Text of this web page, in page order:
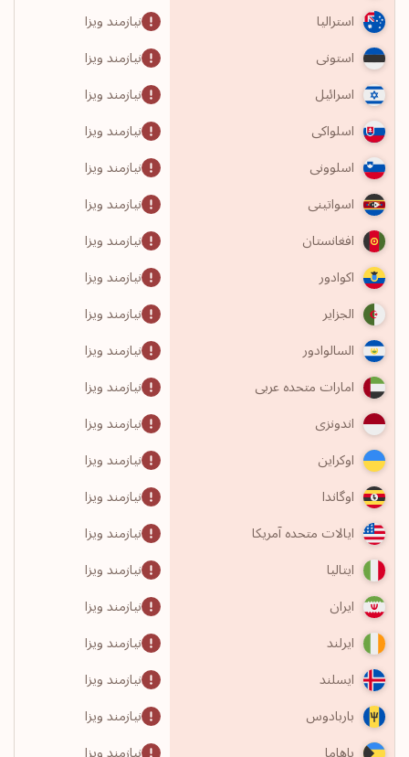
استرالیا
نیازمند ویزا
استونی
نیازمند ویزا
اسرائیل
نیازمند ویزا
اسلواکی
نیازمند ویزا
اسلوونی
نیازمند ویزا
اسواتینی
نیازمند ویزا
افغانستان
نیازمند ویزا
اکوادور
نیازمند ویزا
الجزایر
نیازمند ویزا
السالوادور
نیازمند ویزا
امارات متحده عربی
نیازمند ویزا
اندونزی
نیازمند ویزا
اوکراین
نیازمند ویزا
اوگاندا
نیازمند ویزا
ایالات متحده آمریکا
نیازمند ویزا
ایتالیا
نیازمند ویزا
ایران
نیازمند ویزا
ایرلند
نیازمند ویزا
ایسلند
نیازمند ویزا
باربادوس
نیازمند ویزا